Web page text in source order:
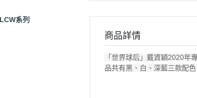
系列
商品詳情
「世界球后」戴資穎2020
品共有黑、白、深藍三款配色